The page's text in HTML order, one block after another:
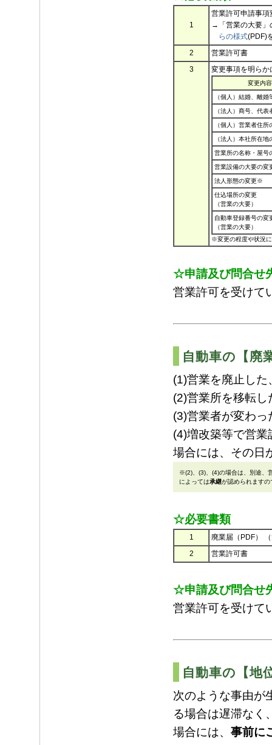
1
営業許可申請事
→
「営業の大要
らの様式(PDF)
2
営業許可書
3
変更事項を明ら
変更内容
（個人）結婚、離婚
（法人）商号、代表
（個人）営業者住所
（法人）本社所在地
営業所の名称・屋号
営業設備の大要の
法人形態の変更※
仕込場所の変更
（営業の大要）
自動車登録番号の変
（営業の大要）
※変更の程度や状況
☆申請及び問合せ
営業許可を受けて
自動車の【廃
(1)営業を廃止した
(2)営業所を移転し
(3)営業者が変わっ
(4)増改築等で営
場合には、その日
※(2)、(3)、(4)の場合は、別途、
によっては承継が認められます
☆必要書類
1 廃業届（PDF） （
2
営業許可書
☆申請及び問合せ
営業許可を受けて
自動車の【地
次のような事由が
る場合は遅滞なく
場合には、 事前に